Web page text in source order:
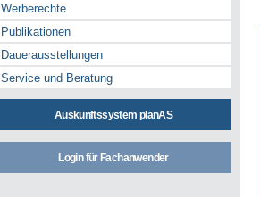
Werberechte
Publikationen
Dauerausstellungen
Service und Beratung
Auskunftssystem planAS
Login für Fachanwender